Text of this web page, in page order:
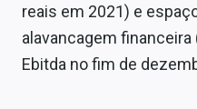
reais em 2021) e
alavancagem financeira
Ebitda no fim de